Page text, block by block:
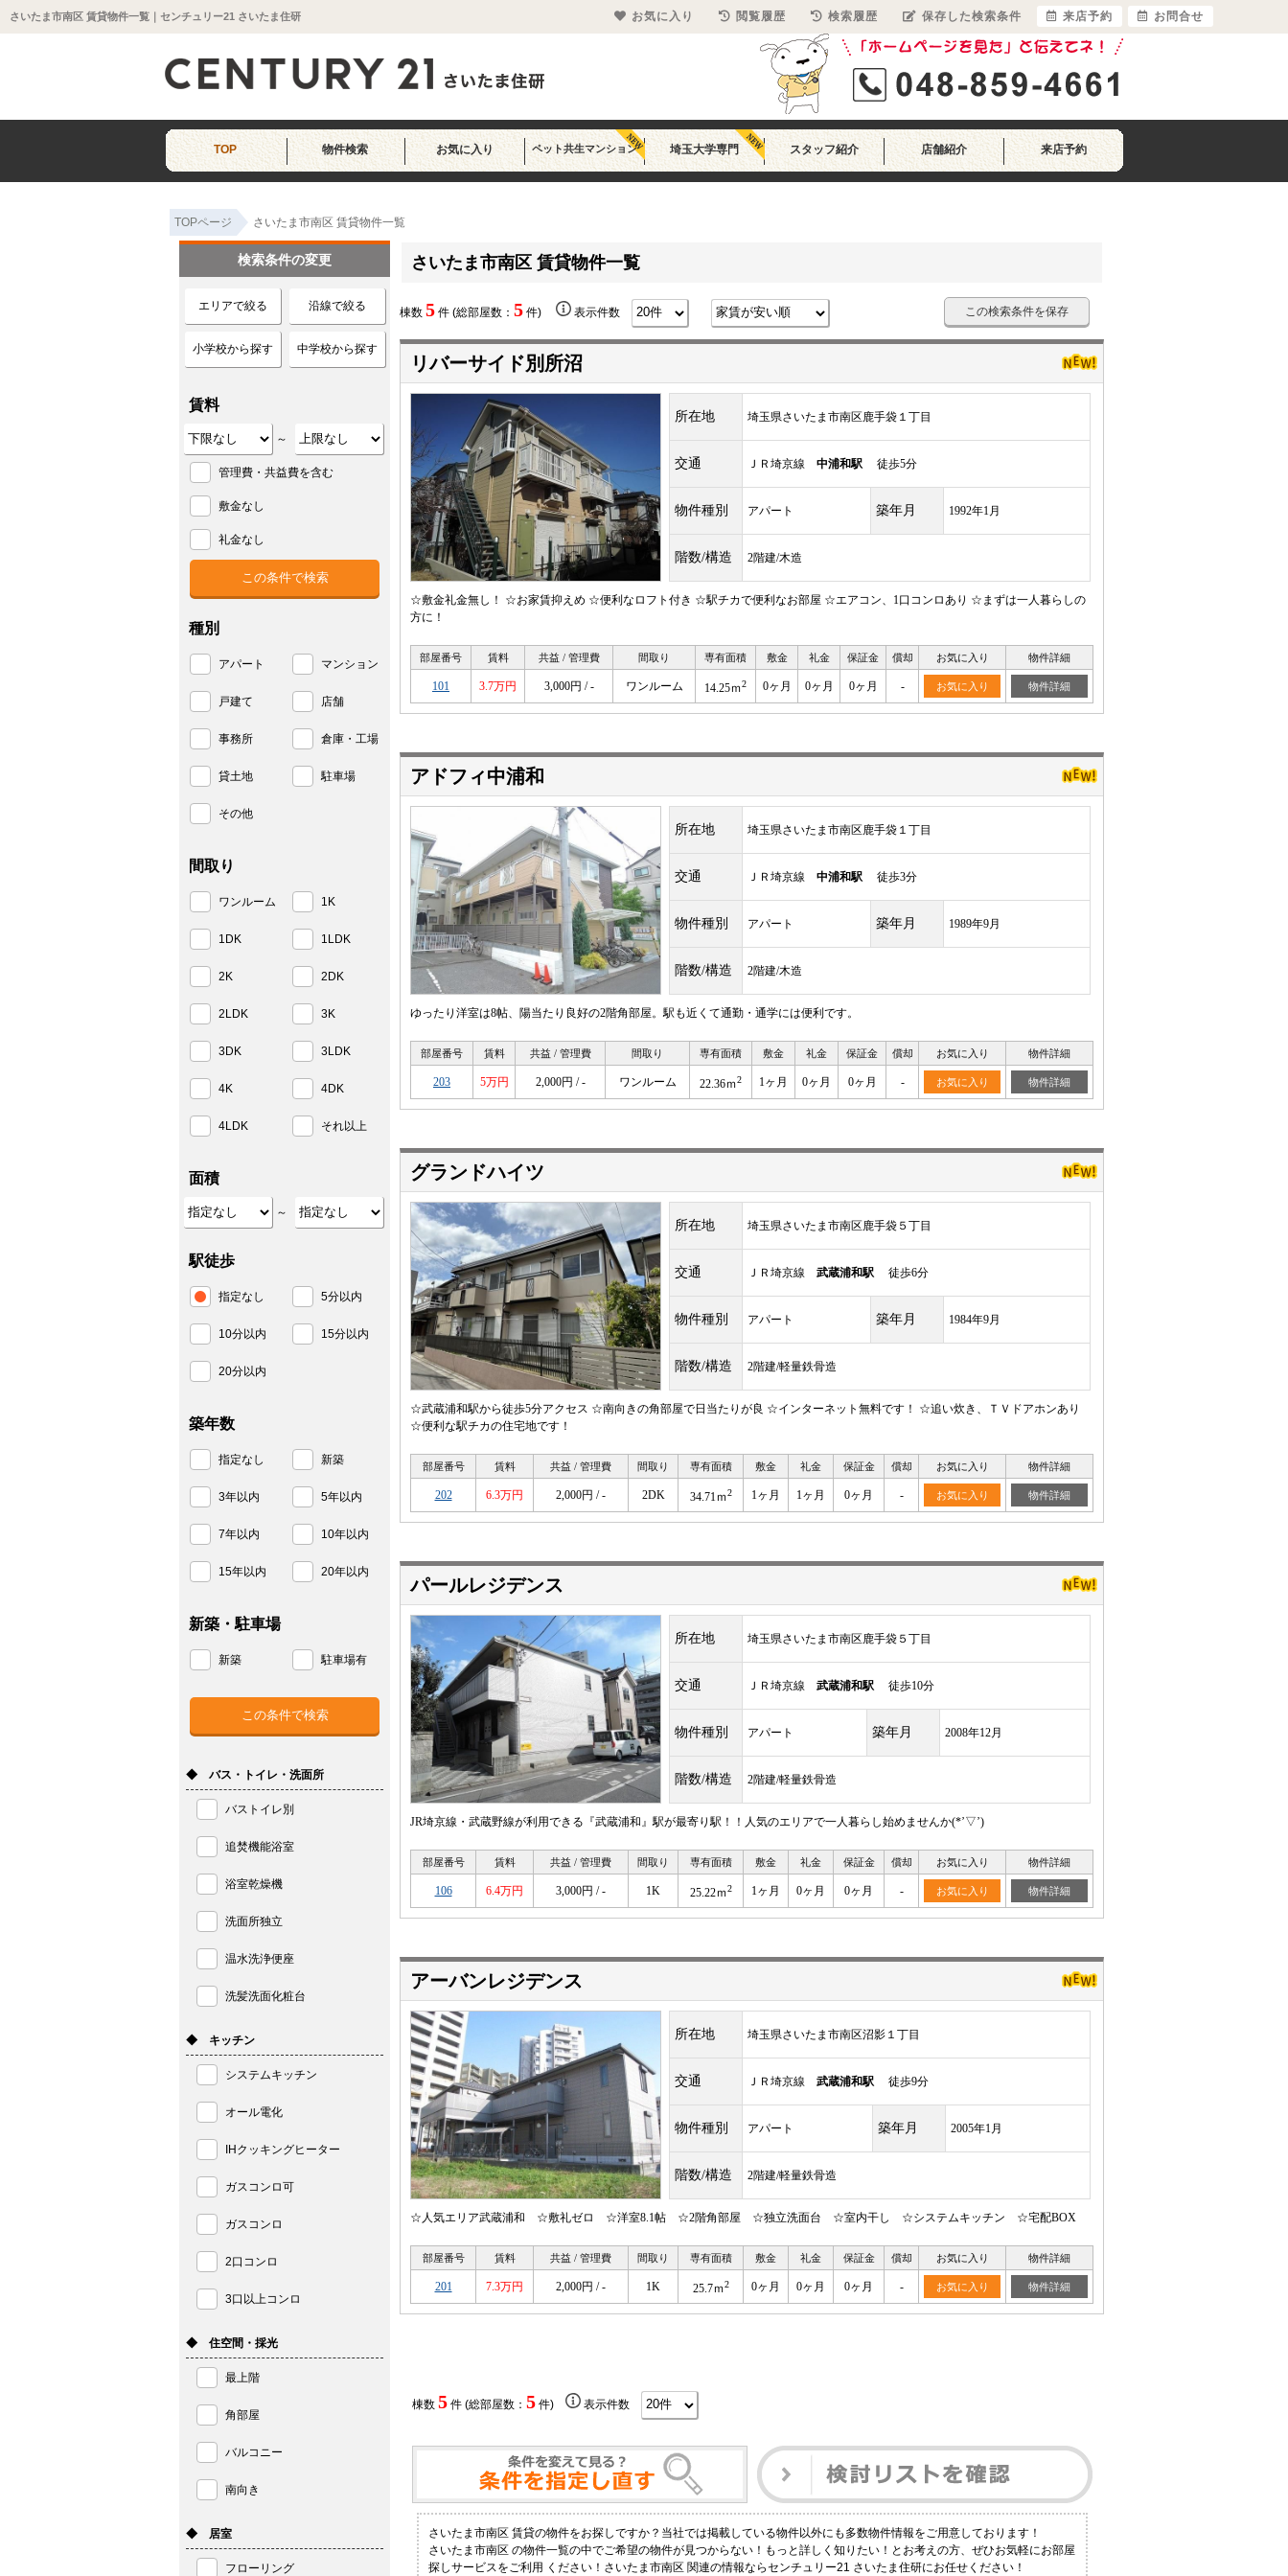
さいたま市南区 賃貸物件一覧｜センチュリー21 さいたま住研
TOP 物件検索 お気に入り ペット共生マンション 埼玉大学専門 スタッフ紹介 店舗紹介 来店予約
TOPページ さいたま市南区 賃貸物件一覧
さいたま市南区 賃貸物件一覧
棟数 5 件 (総部屋数： 5 件) 表示件数 この検索条件を保存
リバーサイド別所沼
所在地 埼玉県さいたま市南区鹿手袋１丁目
交通 ＪＲ埼京線 中浦和駅 徒歩5分
物件種別 アパート 築年月 1992年1月
階数/構造 2階建/木造
☆敷金礼金無し！ ☆お家賃抑えめ ☆便利なロフト付き ☆駅チカで便利なお部屋 ☆エアコン、1口コンロあり ☆まずは一人暮らしの
方に！
部屋番号 賃料 共益 / 管理費 間取り 専有面積 敷金 礼金 保証金 償却 お気に入り 物件詳細
101 3.7万円 3,000円 / - ワンルーム 14.25ｍ2 0ヶ月 0ヶ月 0ヶ月 - お気に入り 物件詳細
アドフィ中浦和
所在地 埼玉県さいたま市南区鹿手袋１丁目
交通 ＪＲ埼京線 中浦和駅 徒歩3分
物件種別 アパート 築年月 1989年9月
階数/構造 2階建/木造
ゆったり洋室は8帖、陽当たり良好の2階角部屋。駅も近くて通勤・通学には便利です。
部屋番号 賃料 共益 / 管理費 間取り 専有面積 敷金 礼金 保証金 償却 お気に入り 物件詳細
203 5万円 2,000円 / - ワンルーム 22.36ｍ2 1ヶ月 0ヶ月 0ヶ月 - お気に入り 物件詳細
グランドハイツ
所在地 埼玉県さいたま市南区鹿手袋５丁目
交通 ＪＲ埼京線 武蔵浦和駅 徒歩6分
物件種別 アパート 築年月 1984年9月
階数/構造 2階建/軽量鉄骨造
☆武蔵浦和駅から徒歩5分アクセス ☆南向きの角部屋で日当たりが良 ☆インターネット無料です！ ☆追い炊き、ＴＶドアホンあり
☆便利な駅チカの住宅地です！
部屋番号 賃料 共益 / 管理費 間取り 専有面積 敷金 礼金 保証金 償却 お気に入り 物件詳細
202 6.3万円 2,000円 / - 2DK 34.71ｍ2 1ヶ月 1ヶ月 0ヶ月 - お気に入り 物件詳細
パールレジデンス
所在地 埼玉県さいたま市南区鹿手袋５丁目
交通 ＪＲ埼京線 武蔵浦和駅 徒歩10分
物件種別 アパート 築年月 2008年12月
階数/構造 2階建/軽量鉄骨造
JR埼京線・武蔵野線が利用できる『武蔵浦和』駅が最寄り駅！！人気のエリアで一人暮らし始めませんか(*’▽’)
部屋番号 賃料 共益 / 管理費 間取り 専有面積 敷金 礼金 保証金 償却 お気に入り 物件詳細
106 6.4万円 3,000円 / - 1K 25.22ｍ2 1ヶ月 0ヶ月 0ヶ月 - お気に入り 物件詳細
アーバンレジデンス
所在地 埼玉県さいたま市南区沼影１丁目
交通 ＪＲ埼京線 武蔵浦和駅 徒歩9分
物件種別 アパート 築年月 2005年1月
階数/構造 2階建/軽量鉄骨造
☆人気エリア武蔵浦和 ☆敷礼ゼロ ☆洋室8.1帖 ☆2階角部屋 ☆独立洗面台 ☆室内干し ☆システムキッチン ☆宅配BOX
部屋番号 賃料 共益 / 管理費 間取り 専有面積 敷金 礼金 保証金 償却 お気に入り 物件詳細
201 7.3万円 2,000円 / - 1K 25.7ｍ2 0ヶ月 0ヶ月 0ヶ月 - お気に入り 物件詳細
棟数 5件 (総部屋数： 5件) 表示件数
さいたま市南区 賃貸の物件をお探しですか？当社では掲載している物件以外にも多数物件情報をご用意しております！
さいたま市南区 の物件一覧の中でご希望の物件が見つからない！もっと詳しく知りたい！とお考えの方、ぜひお気軽にお部屋
探しサービスをご利用 ください！さいたま市南区 関連の情報ならセンチュリー21 さいたま住研にお任せください！
検索条件の変更
エリアで絞る 沿線で絞る
小学校から探す 中学校から探す
賃料
～
管理費・共益費を含む
敷金なし
礼金なし
種別
アパート マンション
戸建て 店舗
事務所 倉庫・工場
貸土地 駐車場
その他
間取り
ワンルーム 1K
1DK 1LDK
2K 2DK
2LDK 3K
3DK 3LDK
4K 4DK
4LDK それ以上
面積
～
駅徒歩
指定なし 5分以内
10分以内 15分以内
20分以内
築年数
指定なし 新築
3年以内 5年以内
7年以内 10年以内
15年以内 20年以内
新築・駐車場
新築 駐車場有
◆ バス・トイレ・洗面所
バストイレ別
追焚機能浴室
浴室乾燥機
洗面所独立
温水洗浄便座
洗髪洗面化粧台
◆ キッチン
システムキッチン
オール電化
IHクッキングヒーター
ガスコンロ可
ガスコンロ
2口コンロ
3口以上コンロ
◆ 住空間・採光
最上階
角部屋
バルコニー
南向き
◆ 居室
フローリング
お気に入り 閲覧履歴 検索履歴 保存した検索条件 来店予約 お問合せ